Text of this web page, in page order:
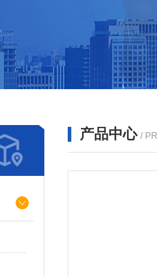
产品中心 /